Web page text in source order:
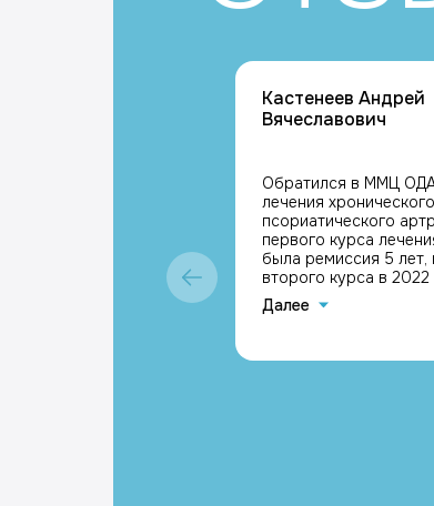
Кастенеев Андрей
Вячеславович
Обратился в ММЦ
лечения хронического
псориатического
первого курса
была ремиссия 5 лет,
второго курса в 2022
сегодняшний день (4
ремиссия сохраняется.
Далее